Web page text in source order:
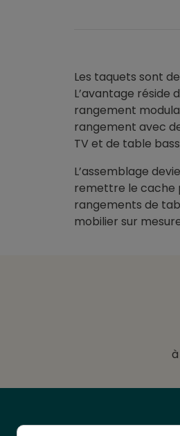
Les taquets sont
L’avantage réside
rangement
rangement avec
TV et de table
L’assemblage
remettre le cache
rangements de
mobilier sur